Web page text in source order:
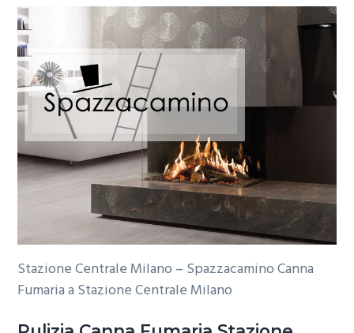
Stazione Centrale Milano – Spazzacamino Canna
Fumaria a Stazione Centrale Milano